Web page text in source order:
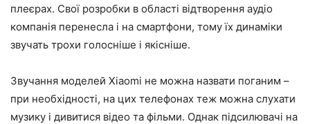
плеєрах. Свої розробки в області відтворення аудіо
компанія перенесла і на смартфони, тому їх динаміки
звучать трохи голосніше і якісніше.
Звучання моделей Xiaomi не можна назвати поганим –
при необхідності, на цих телефонах теж можна слухати
музику і дивитися відео та фільми. Однак підсилювачі на